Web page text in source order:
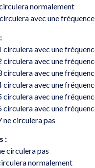
normalement
avec une
circulera avec une
circulera avec une
circulera avec une
circulera avec une
circulera avec une
circulera avec une
ne circulera pas
:
circulera pas
normalement